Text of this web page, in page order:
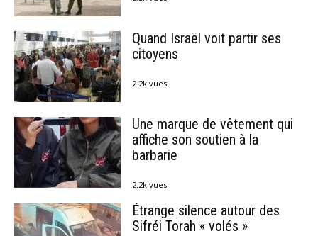
Quand Israël voit partir ses
citoyens
2.2k vues
Une marque de vêtement qui
affiche son soutien à la
barbarie
2.2k vues
Étrange silence autour des
Sifréi Torah « volés »